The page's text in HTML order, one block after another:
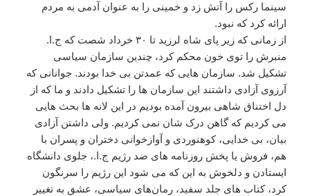
سینما رکس را آتش زد و خمینی را به عنوان آدمی به مردم
ارائه کرد که نبود.
از زمانی که زیر پای شاه لرزید تا ۳۰ خرداد شصت که ج.ا.
منبرش را توی خون محکم کرد، چندین سازمان سیاسی
تشکیل شد. سازمان هایی که عمدتن بی خدا بودند. جوانانی که
آرزوی آزادی داشتند این سازمان ها را تشکیل دادند و ما که از
دل اختناق شاهی بیرون آمده بودیم در این لانه ها بحث هایی
می کردیم که گاهن درک شان نمی کردیم. ولی داشتن آزادی
بیان، بی خدایی، کوهنوردی و آوازخوانی دختران و پسران با
هم، فروش یا پخش روزنامه های ضد رژیم ج.ا.، جلوی دانشگاه
ایستادن و دلخوش به این که می شود این رژیم را سرنگون
کرد، کتاب های جلد سفید، رمان‌های سیاسی، عشق به تغییر